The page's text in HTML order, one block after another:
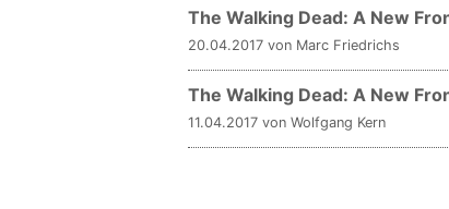
The Walking Dead: A New
20.04.2017 von Marc Friedrichs
The Walking Dead: A New
11.04.2017 von Wolfgang Kern